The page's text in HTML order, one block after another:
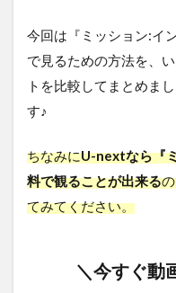
今回は『ミッション:イ
で見るための方法を、
トを比較してまとめま
す♪
ちなみにU-nextなら『
料で観ることが出来る
てみてください。
＼今すぐ動